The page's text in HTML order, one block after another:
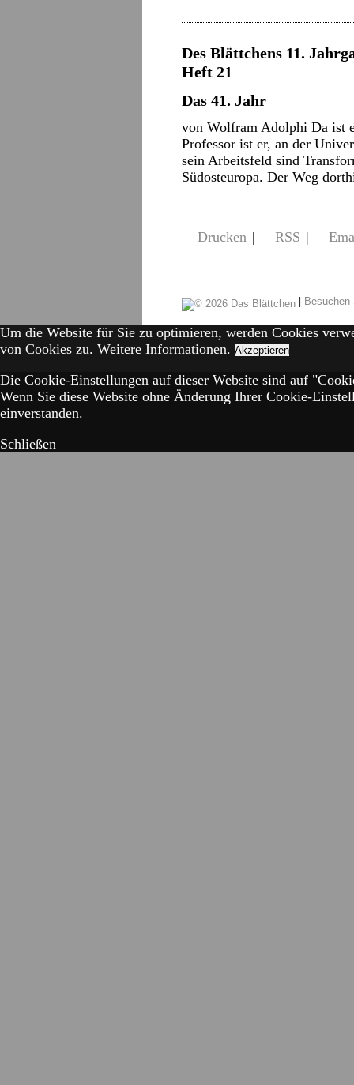
Des Blättchens 11.
Heft 21
Das 41. Jahr
von Wolfram Adolphi Da ist
Professor ist er, an der
sein Arbeitsfeld sind
Südosteuropa. Der Weg
Drucken | RSS |
|
Um die Website für Sie zu optimieren, werden Cookies
von Cookies zu. Weitere Informationen. Akzeptieren
Die Cookie-Einstellungen auf dieser Website sind auf
Wenn Sie diese Website ohne Änderung Ihrer Cookie-
einverstanden.
Schließen